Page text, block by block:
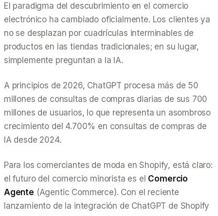
El paradigma del descubrimiento en el comercio
electrónico ha cambiado oficialmente. Los clientes ya
no se desplazan por cuadrículas interminables de
productos en las tiendas tradicionales; en su lugar,
simplemente preguntan a la IA.
A principios de 2026, ChatGPT procesa más de 50
millones de consultas de compras diarias de sus 700
millones de usuarios, lo que representa un asombroso
crecimiento del 4.700% en consultas de compras de
IA desde 2024.
Para los comerciantes de moda en Shopify, está claro:
el futuro del comercio minorista es el Comercio
Agente (Agentic Commerce). Con el reciente
lanzamiento de la integración de ChatGPT de Shopify